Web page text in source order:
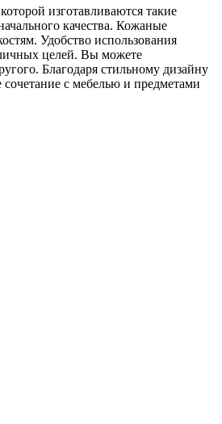
изготавливаются такие
качества. Кожаные
Удобство использования
целей. Вы можете
Благодаря стильному дизайну
с мебелью и предметами